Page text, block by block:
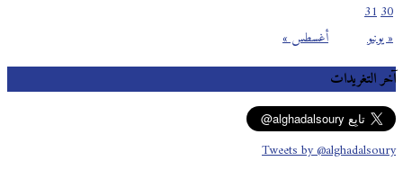
« يونيو أغسطس »
30
31
آخر التغريدات
Tweets by @alghadalsoury